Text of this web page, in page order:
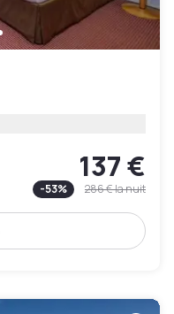
137 €
-53% 286 €la nuit